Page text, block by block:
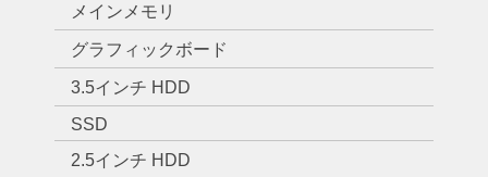
メインメモリ
グラフィックボード
3.5インチ HDD
SSD
2.5インチ HDD